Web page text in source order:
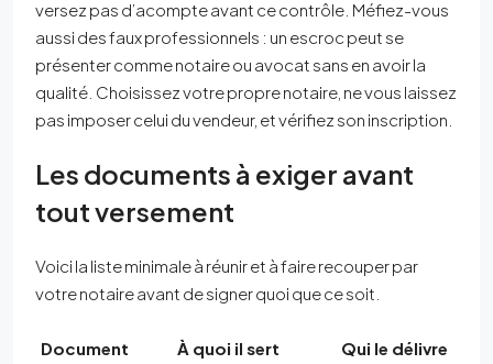
versez pas d’acompte avant ce contrôle. Méfiez-vous
aussi des faux professionnels : un escroc peut se
présenter comme notaire ou avocat sans en avoir la
qualité. Choisissez votre propre notaire, ne vous laissez
pas imposer celui du vendeur, et vérifiez son inscription.
Les documents à exiger avant
tout versement
Voici la liste minimale à réunir et à faire recouper par
votre notaire avant de signer quoi que ce soit.
Document À quoi il sert Qui le délivre